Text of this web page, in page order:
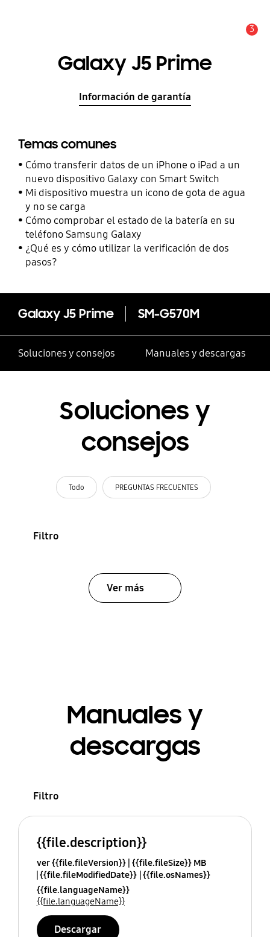
3
Galaxy J5 Prime
Información de garantía
Temas comunes
Cómo transferir datos de un iPhone o iPad a un
nuevo dispositivo Galaxy con Smart Switch
Mi dispositivo muestra un icono de gota de agua
y no se carga
Cómo comprobar el estado de la batería en su
teléfono Samsung Galaxy
¿Qué es y cómo utilizar la verificación de dos
pasos?
Galaxy J5 Prime SM-G570M
Soluciones y consejos Manuales y descargas
Soluciones y
consejos
Todo PREGUNTAS FRECUENTES
Filtro
Ver más
Manuales y
descargas
Filtro
{{file.description}}
ver {{file.fileVersion}} {{file.fileSize}} MB
{{file.fileModifiedDate}} {{file.osNames}}
{{file.languageName}}
{{file.languageName}}
Descargar